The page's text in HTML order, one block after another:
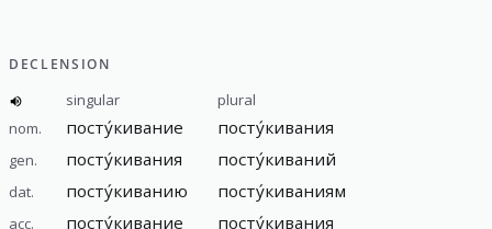
DECLENSION
singular
plural
nom.
посту́кивание посту́кивания
gen. посту́кивания посту́киваний
dat. посту́киванию посту́киваниям
acc. посту́кивание посту́кивания